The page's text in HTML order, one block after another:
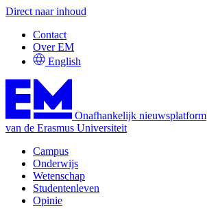
Direct naar inhoud
Contact
Over EM
English
Onafhankelijk nieuwsplatform
van de Erasmus Universiteit
Campus
Onderwijs
Wetenschap
Studentenleven
Opinie